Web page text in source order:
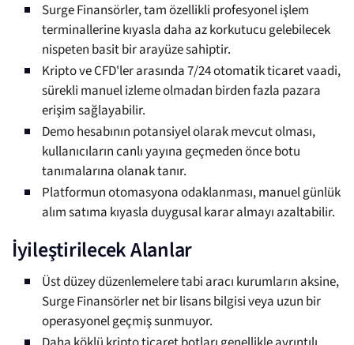
Surge Finansörler, tam özellikli profesyonel işlem
terminallerine kıyasla daha az korkutucu gelebilecek
nispeten basit bir arayüze sahiptir.
Kripto ve CFD'ler arasında 7/24 otomatik ticaret vaadi,
sürekli manuel izleme olmadan birden fazla pazara
erişim sağlayabilir.
Demo hesabının potansiyel olarak mevcut olması,
kullanıcıların canlı yayına geçmeden önce botu
tanımalarına olanak tanır.
Platformun otomasyona odaklanması, manuel günlük
alım satıma kıyasla duygusal karar almayı azaltabilir.
İyileştirilecek Alanlar
Üst düzey düzenlemelere tabi aracı kurumların aksine,
Surge Finansörler net bir lisans bilgisi veya uzun bir
operasyonel geçmiş sunmuyor.